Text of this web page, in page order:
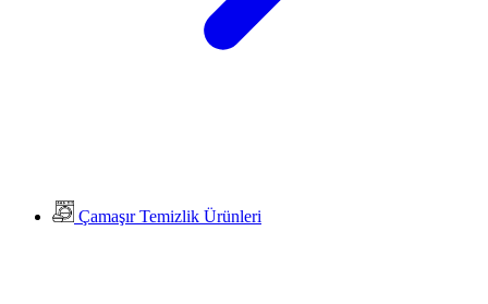
Çamaşır Temizlik Ürünleri